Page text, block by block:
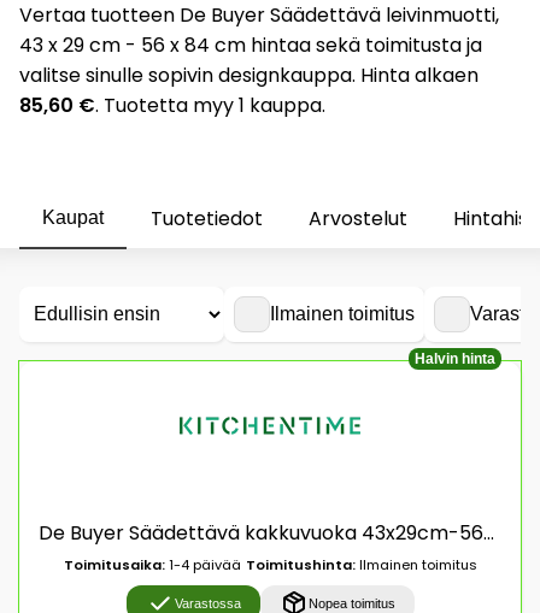
Vertaa tuotteen De Buyer Säädettävä leivinmuotti,
43 x 29 cm - 56 x 84 cm hintaa sekä toimitusta ja
valitse sinulle sopivin designkauppa. Hinta alkaen
85,60 €. Tuotetta myy 1 kauppa.
Kaupat Tuotetiedot Arvostelut
Ilmainen toimitus
Halvin hinta
De Buyer Säädettävä kakkuvuoka 43x29cm-56x84cm
Toimitusaika:1-4 päivää Toimitushinta:Ilmainen toimitus
Varastossa Nopea toimitus